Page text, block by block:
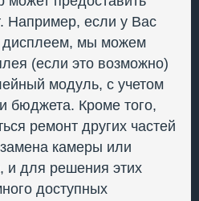
Например, если у Вас
дисплеем, мы можем
(если это возможно)
модуль, с учетом
бюджета. Кроме того,
ремонт других частей
камеры или
и для решения этих
доступных